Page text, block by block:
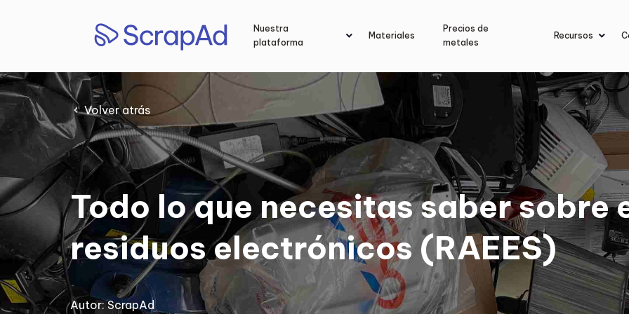
Nuestra
plataforma
Materiales
Precios de
metales
Recursos
Volver atrás
Todo lo que necesitas saber sobre
residuos electrónicos (RAEES)
Autor:ScrapAd